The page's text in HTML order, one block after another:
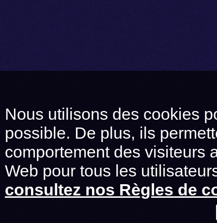
Nous utilisons des cookies
possible. De plus, ils
comportement des visiteurs
Web pour tous les
consultez nos Règles de